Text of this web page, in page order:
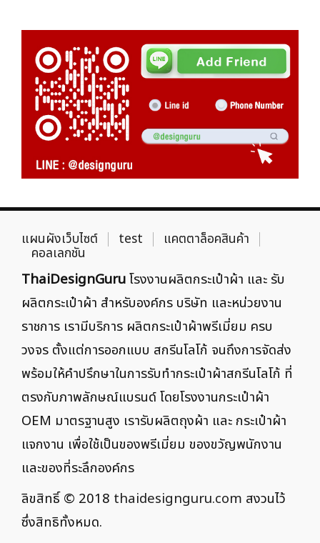
แผนผังเว็บไซต์ test แคตตาล็อคสินค้า
คอลเลกชัน
ThaiDesignGuruโรงงานผลิตกระเป๋าผ้า และ รับ
ผลิตกระเป๋าผ้า สำหรับองค์กร บริษัท และหน่วยงาน
ราชการ เรามีบริการ ผลิตกระเป๋าผ้าพรีเมี่ยม ครบ
วงจร ตั้งแต่การออกแบบ สกรีนโลโก้ จนถึงการจัดส่ง
พร้อมให้คำปรึกษาในการรับทำกระเป๋าผ้าสกรีนโลโก้ ที่
ตรงกับภาพลักษณ์แบรนด์ โดยโรงงานกระเป๋าผ้า
OEM มาตรฐานสูง เรารับผลิตถุงผ้า และ กระเป๋าผ้า
แจกงาน เพื่อใช้เป็นของพรีเมี่ยม ของขวัญพนักงาน
และของที่ระลึกองค์กร
ลิขสิทธิ์ © 2018 thaidesignguru.com สงวนไว้
ซึ่งสิทธิทั้งหมด.